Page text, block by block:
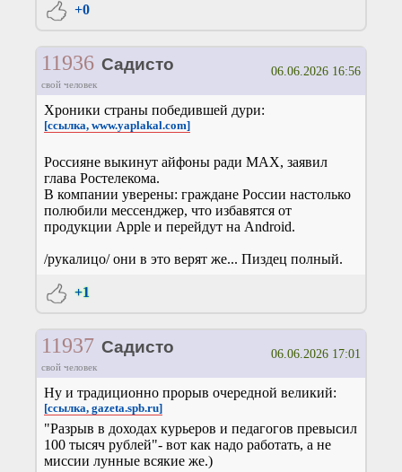
+0
11936 Садисто
свой человек
06.06.2026 16:56
Хроники страны победившей дури:
[ссылка, www.yaplakal.com]
Россияне выкинут айфоны ради MAX, заявил
глава Ростелекома.
В компании уверены: граждане России настолько
полюбили мессенджер, что избавятся от
продукции Apple и перейдут на Android.
/рукалицо/ они в это верят же... Пиздец полный.
+1
11937 Садисто
свой человек
06.06.2026 17:01
Ну и традиционно прорыв очередной великий:
[ссылка, gazeta.spb.ru]
"Разрыв в доходах курьеров и педагогов превысил
100 тысяч рублей"- вот как надо работать, а не
миссии лунные всякие же.)